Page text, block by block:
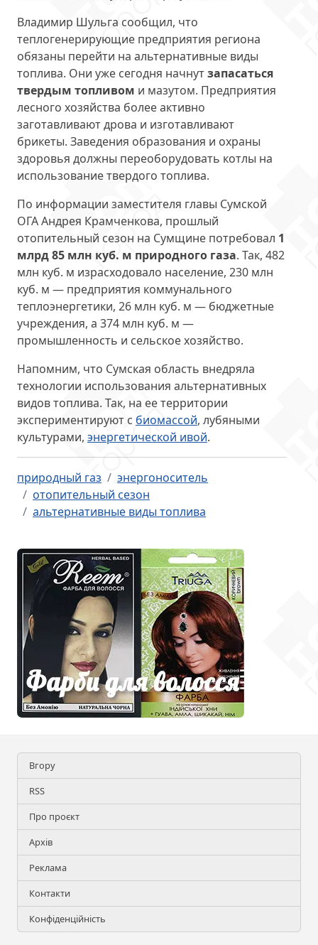
Владимир Шульга сообщил, что
теплогенерирующие предприятия региона
обязаны перейти на альтернативные виды
топлива. Они уже сегодня начнутзапасаться
твердым топливом и мазутом. Предприятия
лесного хозяйства более активно
заготавливают дрова и изготавливают
брикеты. Заведения образования и охраны
здоровья должны переоборудовать котлы на
использование твердого топлива.
По информации заместителя главы Сумской
ОГА Андрея Крамченкова, прошлый
отопительный сезон на Сумщине потребовал 1
млрд 85 млн куб. м природного газа. Так, 482
млн куб. м израсходовало население, 230 млн
куб. м — предприятия коммунального
теплоэнергетики, 26 млн куб. м — бюджетные
учреждения, а 374 млн куб. м —
промышленность и сельское хозяйство.
Напомним, что Сумская область внедряла
технологии использования альтернативных
видов топлива. Так, на ее территории
экспериментируют с биомассой, лубяными
культурами, энергетической ивой.
природный газ
энергоноситель
отопительный сезон
альтернативные виды топлива
Вгору
RSS
Про проєкт
Архів
Реклама
Контакти
Конфіденційність